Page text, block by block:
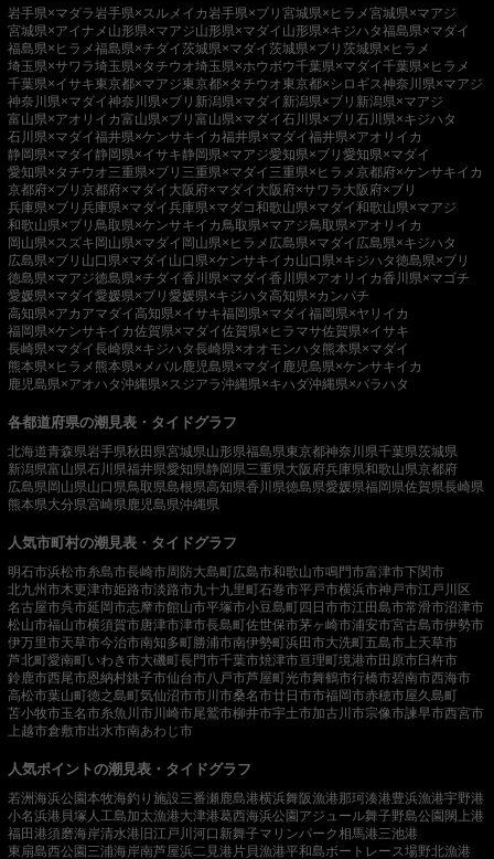
岩手県×マダラ 岩手県×スルメイカ 岩手県×ブリ 宮城県×ヒラメ宮城県×マアジ
宮城県×アイナメ 山形県×マアジ山形県×マダイ 山形県×キジハタ福島県×マダイ
福島県×ヒラメ福島県×チダイ茨城県×マダイ茨城県×ブリ 茨城県×ヒラメ
埼玉県×サワラ埼玉県×タチウオ埼玉県×ホウボウ千葉県×マダイ千葉県×ヒラメ
千葉県×イサキ東京都×マアジ東京都×タチウオ東京都×シロギス神奈川県×マアジ
神奈川県×マダイ神奈川県×ブリ 新潟県×マダイ 新潟県×ブリ 新潟県×マアジ
富山県×アオリイカ富山県×ブリ 富山県×マダイ石川県×ブリ 石川県×キジハタ
石川県×マダイ福井県×ケンサキイカ福井県×マダイ福井県×アオリイカ
静岡県×マダイ静岡県×イサキ静岡県×マアジ愛知県×ブリ 愛知県×マダイ
愛知県×タチウオ三重県×ブリ 三重県×マダイ 三重県×ヒラメ京都府×ケンサキイカ
京都府×ブリ 京都府×マダイ 大阪府×マダイ 大阪府×サワラ 大阪府×ブリ
兵庫県×ブリ 兵庫県×マダイ兵庫県×マダコ和歌山県×マダイ和歌山県×マアジ
和歌山県×ブリ 鳥取県×ケンサキイカ 鳥取県×マアジ鳥取県×アオリイカ
岡山県×スズキ岡山県×マダイ 岡山県×ヒラメ 広島県×マダイ 広島県×キジハタ
広島県×ブリ 山口県×マダイ 山口県×ケンサキイカ 山口県×キジハタ徳島県×ブリ
徳島県×マアジ徳島県×チダイ香川県×マダイ香川県×アオリイカ香川県×マゴチ
愛媛県×マダイ愛媛県×ブリ 愛媛県×キジハタ高知県×カンパチ
高知県×アカアマダイ高知県×イサキ福岡県×マダイ福岡県×ヤリイカ
福岡県×ケンサキイカ佐賀県×マダイ佐賀県×ヒラマサ佐賀県×イサキ
長崎県×マダイ長崎県×キジハタ長崎県×オオモンハタ 熊本県×マダイ
熊本県×ヒラメ 熊本県×メバル鹿児島県×マダイ 鹿児島県×ケンサキイカ
鹿児島県×アオハタ沖縄県×スジアラ沖縄県×キハダ沖縄県×バラハタ
各都道府県の潮見表・タイドグラフ
北海道青森県岩手県秋田県宮城県山形県福島県東京都神奈川県千葉県茨城県
新潟県富山県石川県福井県愛知県静岡県三重県大阪府兵庫県和歌山県京都府
広島県岡山県山口県鳥取県島根県高知県香川県徳島県愛媛県福岡県佐賀県長崎県
熊本県大分県宮崎県 鹿児島県沖縄県
人気市町村の潮見表・タイドグラフ
明石市浜松市糸島市長崎市周防大島町広島市和歌山市鳴門市富津市下関市
北九州市木更津市姫路市淡路市九十九里町石巻市平戸市横浜市神戸市江戸川区
名古屋市呉市延岡市志摩市館山市平塚市小豆島町四日市市江田島市常滑市沼津市
松山市福山市横須賀市唐津市津市長島町佐世保市茅ヶ崎市浦安市宮古島市伊勢市
伊万里市天草市今治市南知多町勝浦市南伊勢町浜田市大洗町五島市 上天草市
芦北町愛南町いわき市大磯町長門市千葉市焼津市亘理町境港市田原市臼杵市
鈴鹿市西尾市恩納村銚子市仙台市八戸市芦屋町光市舞鶴市行橋市碧南市西海市
高松市葉山町徳之島町気仙沼市市川市桑名市廿日市市福岡市赤穂市屋久島町
苫小牧市玉名市糸魚川市 川崎市尾鷲市柳井市宇土市加古川市宗像市諫早市西宮市
上越市倉敷市出水市南あわじ市
人気ポイントの潮見表・タイドグラフ
若洲海浜公園本牧海釣り施設三番瀬 鹿島港横浜舞阪漁港那珂湊港豊浜漁港宇野港
小名浜港 貝塚人工島加太漁港大津港葛西海浜公園アジュール舞子野島公園閖上港
福田港須磨海岸清水港 旧江戸川河口 新舞子マリンパーク相馬港三池港
東扇島西公園三浦海岸南芦屋浜二見港 片貝漁港平和島ボートレース場野北漁港